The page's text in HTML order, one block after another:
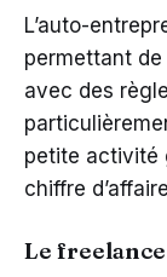
L’auto-
permettant
avec des
petite activité
chiffre
Le